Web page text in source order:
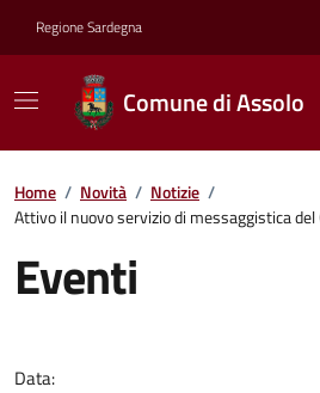
Regione Sardegna
Comune di Assolo
Home / Novità / Notizie /
Attivo il nuovo servizio di messaggistica del
Eventi
Data: